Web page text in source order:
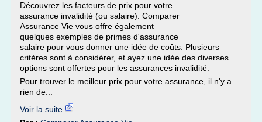
Découvrez les facteurs de prix pour votre
assurance invalidité (ou salaire). Comparer
Assurance Vie vous offre également
quelques exemples de primes d'assurance
salaire pour vous donner une idée de coûts. Plusieurs
critères sont à considérer, et ayez une idée des diverses
options sont offertes pour les assurances invalidité.
Pour trouver le meilleur prix pour votre assurance, il n'y a
rien de...
Voir la suite